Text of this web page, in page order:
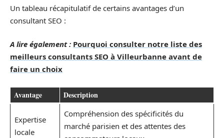
Un tableau récapitulatif de certains avantages d’un
consultant SEO :
A lire également : Pourquoi consulter notre liste des
meilleurs consultants SEO à Villeurbanne avant de
faire un choix
Avantage Description
Expertise
locale
Compréhension des spécificités du
marché parisien et des attentes des